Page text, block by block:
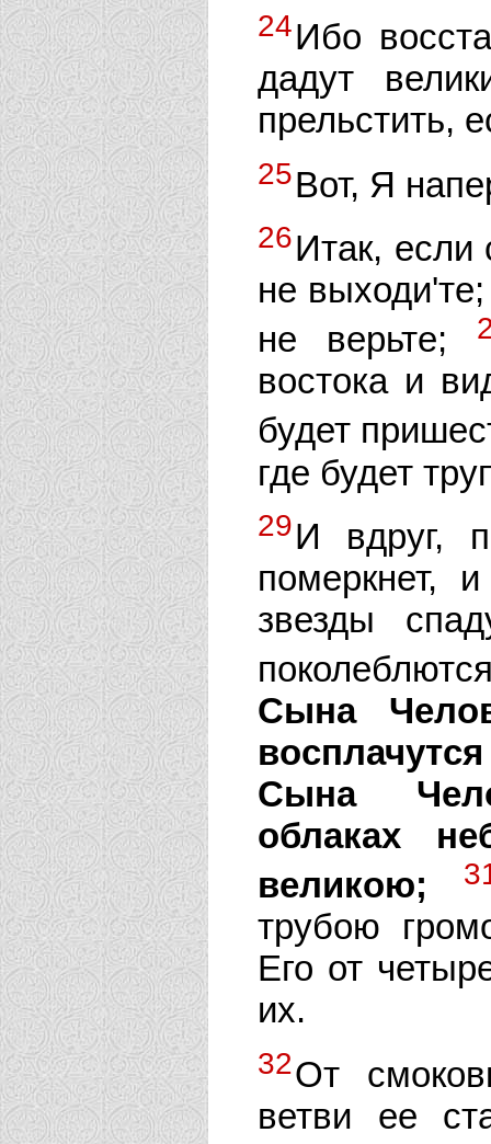
24Ибо
дадут
прельстить,
25Вот, Я
26Итак, если
не
не верьте;
востока и
будет
где будет
29И вдруг,
померкнет,
звезды
Сына
Сына
облаках
великою;
трубою
Его от
их.
32От
ветви ее